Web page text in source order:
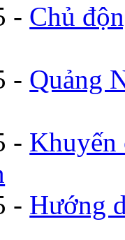
- Chủ
- Quảng
- Khuyến
- Hướng